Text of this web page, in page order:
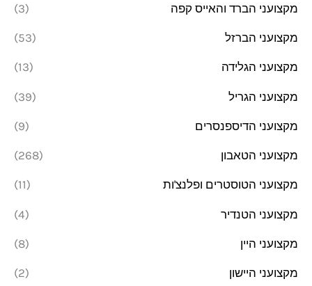
מקצועני הברד והאייס קפה (3)
מקצועני הברזל (53)
מקצועני הגלידה (13)
מקצועני הגריל (39)
מקצועני הדיספנסרים (9)
מקצועני הטאבון (268)
מקצועני הטוסטרים ופלנצ'ות (11)
מקצועני הטנדיר (4)
מקצועני היין (8)
מקצועני היישון (2)